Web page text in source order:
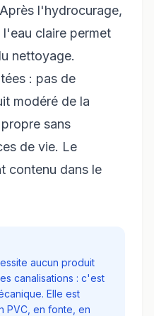
l'hydrocurage,
claire permet
nettoyage.
: pas de
modéré de la
sans
de vie. Le
contenu dans le
aucun produit
canalisations : c'est
Elle est
PVC, en fonte, en